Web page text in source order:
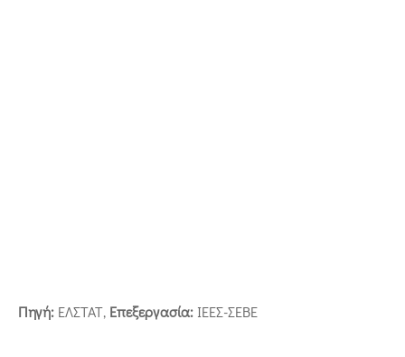
Πηγή: ΕΛΣΤΑΤ, Επεξεργασία: ΙΕΕΣ-ΣΕΒΕ